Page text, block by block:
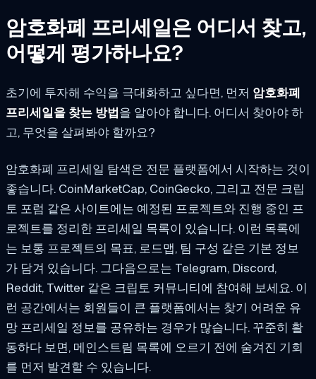
암호화폐 프리세일은 어디서 찾고,
어떻게 평가하나요?
초기에 투자해 수익을 극대화하고 싶다면, 먼저 암호화폐
프리세일을 찾는 방법을 알아야 합니다. 어디서 찾아야 하
고, 무엇을 살펴봐야 할까요?
암호화폐 프리세일 탐색은 전문 플랫폼에서 시작하는 것이
좋습니다. CoinMarketCap, CoinGecko, 그리고 전문 크립
토 포럼 같은 사이트에는 예정된 프로젝트와 진행 중인 프
로젝트를 정리한 프리세일 목록이 있습니다. 이런 목록에
는 보통 프로젝트의 목표, 로드맵, 팀 구성 같은 기본 정보
가 담겨 있습니다. 그다음으로는 Telegram, Discord,
Reddit, Twitter 같은 크립토 커뮤니티에 참여해 보세요. 이
런 공간에서는 회원들이 큰 플랫폼에서는 찾기 어려운 유
망 프리세일 정보를 공유하는 경우가 많습니다. 꾸준히 활
동하다 보면, 메인스트림 목록에 오르기 전에 숨겨진 기회
를 먼저 발견할 수 있습니다.